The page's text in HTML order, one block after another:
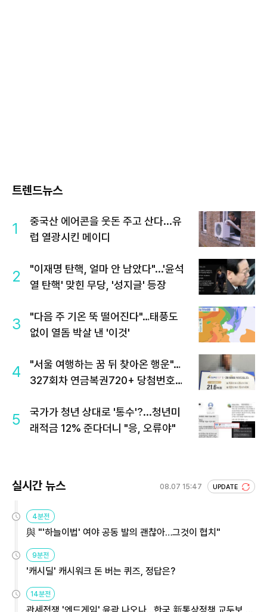
트렌드뉴스
1
중국산 에어콘을 웃돈 주고 산다...유
럽 열광시킨 메이디
2
"이재명 탄핵, 얼마 안 남았다"...'윤석
열 탄핵' 맞힌 무당, '성지글' 등장
3
"다음 주 기온 뚝 떨어진다"…태풍도
없이 열돔 박살 낸 '이것'
4
"서울 여행하는 꿈 뒤 찾아온 행운"…
327회차 연금복권720+ 당첨번호조
5
국가가 청년 상대로 '통수'?...청년미
래적금 12% 준다더니 "응, 오류야"
실시간 뉴스 08.07 15:47 UPDATE
4분전
與 "'하늘이법' 여야 공동 발의 괜찮아…그것이 협치"
9분전
'캐시딜' 캐시워크 돈 버는 퀴즈, 정답은?
14분전